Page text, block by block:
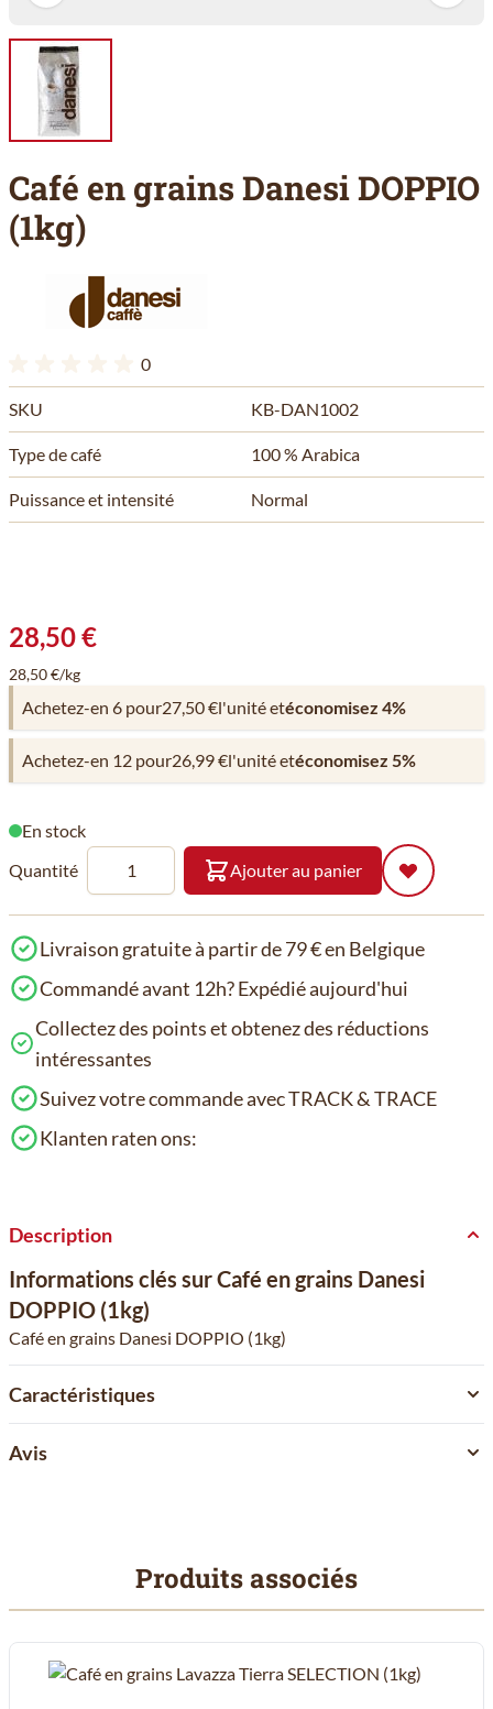
Café en grains Danesi DOPPIO
(1kg)
0
SKU KB-DAN1002
Type de café 100 % Arabica
Puissance et intensité Normal
28,50 €
28,50 €/kg
Achetez-en 6 pour27,50 €l'unité etéconomisez 4%
Achetez-en 12 pour26,99 €l'unité etéconomisez 5%
En stock
Quantité
Ajouter au panier
Livraison gratuite à partir de 79 € en Belgique
Commandé avant 12h? Expédié aujourd'hui
Collectez des points et obtenez des réductions
intéressantes
Suivez votre commande avec TRACK & TRACE
Klanten raten ons:
Description
Informations clés sur Café en grains Danesi
DOPPIO (1kg)
Café en grains Danesi DOPPIO (1kg)
Caractéristiques
Avis
Produits associés
Il est possible de naviguer entre les éléments du carrousel à
Cliquer pour passer le carrousel
Cliquer pour accéder à la navigation en carrousel